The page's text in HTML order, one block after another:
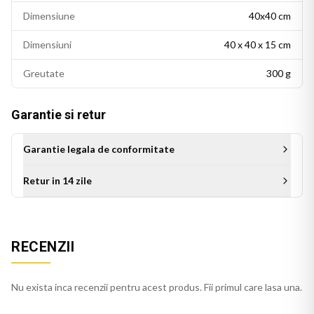
Este potrivita si ca idee de cadou pentru persoanele cu un
Perna crem se integreaza usor in decorul casei, pe orice
Dimensiune 40x40 cm
Dimensiuni 40 x 40 x 15 cm
Greutate 300 g
Garantie si retur
Garantie legala de conformitate
Retur in 14 zile
RECENZII
Nu exista inca recenzii pentru acest produs. Fii primul care lasa una.